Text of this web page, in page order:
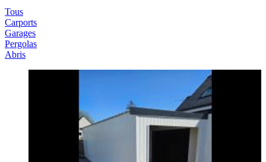
Tous
Carports
Garages
Pergolas
Abris